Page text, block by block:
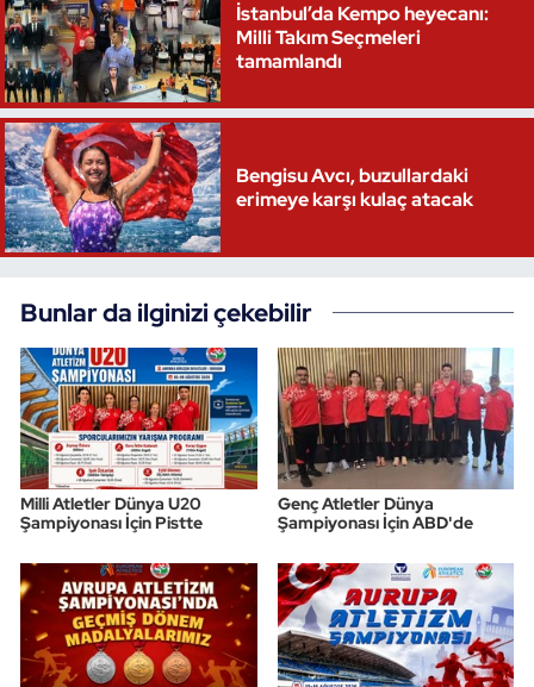
İstanbul’da Kempo heyecanı:
Milli Takım Seçmeleri
tamamlandı
Bengisu Avcı, buzullardaki
erimeye karşı kulaç atacak
Bunlar da ilginizi çekebilir
Milli Atletler Dünya U20
Şampiyonası İçin Pistte
Genç Atletler Dünya
Şampiyonası İçin ABD'de